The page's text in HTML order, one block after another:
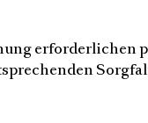
erforderlichen